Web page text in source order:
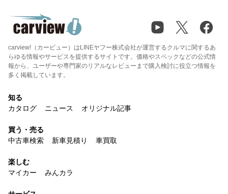
carview!（カービュー）はLINEヤフー株式会社が運営するクルマに関するあ
らゆる情報やサービスを提供するサイトです。価格やスペックなどの公式情
報から、ユーザーや専門家のリアルなレビューまで購入検討に役立つ情報を
多く掲載しています。
知る
カタログ
ニュース オリジナル記事
買う・売る
中古車検索
新車見積り 車買取
楽しむ
マイカー
みんカラ